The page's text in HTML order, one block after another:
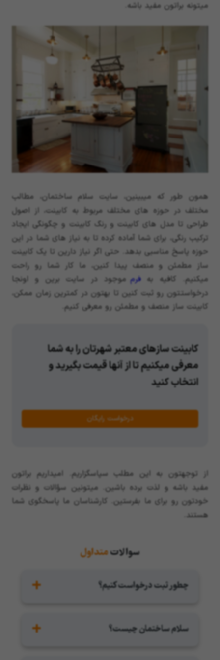
میتونه براتون مفید باشه.
همون طور که میبینین، سایت سلام ساختمان، مطالب
مختلف در حوزه های مختلف مربوط به کابینت، از اصول
طراحی تا مدل های کابینت و رنگ کابینت و چگونگی ایجاد
ترکیب رنگی، برای شما آماده کرده تا به نیاز های شما در این
حوزه پاسخ مناسبی بدهد. حتی اگر نیاز دارین تا یک کابینت
ساز مطمئن و منصف پیدا کنین، ما کار شما رو راحت
میکنیم. کافیه بهفرم موجود در سایت برین و اونجا
درخواستتون رو ثبت کنین تا بهتون در کمترین زمان ممکن،
کابینت ساز منصف و مطمئن رو معرفی کنیم.
کابینت سازهای معتبر شهرتان را به شما
معرفی میکنیم تا از آنها قیمت بگیرید و
انتخاب کنید
درخواست رایگان
از توجهتون به این مطلب سپاسگزاریم. امیداریم براتون
مفید باشه و لذت برده باشین. میتونین سؤالات و نظرات
خودتون رو برای ما بفرستین. کارشناسان ما پاسخگوی شما
هستند.
سوالاتمتداول
چطور ثبت درخواست کنیم؟
ثبت نام کنید:
ثبت درخواست کابینت، کمد و دکورهای چوبی
سلام ساختمان چیست؟